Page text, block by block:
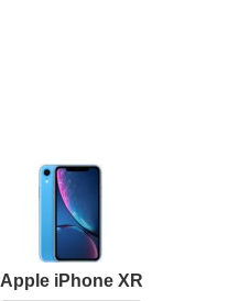
Apple iPhone XR